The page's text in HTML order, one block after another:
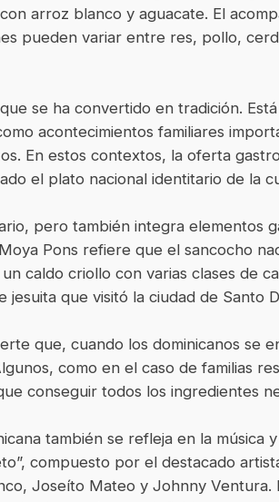
arroz blanco y aguacate. El
pueden variar entre res, pollo,
se ha convertido en tradición.
acontecimientos familiares
En estos contextos, la oferta
el plato nacional identitario de la
pero también integra elementos
Pons refiere que el sancocho
caldo criollo con varias clases de
que visitó la ciudad de Santo
que, cuando los dominicanos se
como en el caso de familias
conseguir todos los ingredientes
también se refleja en la música
compuesto por el destacado
Joseíto Mateo y Johnny Ventura.